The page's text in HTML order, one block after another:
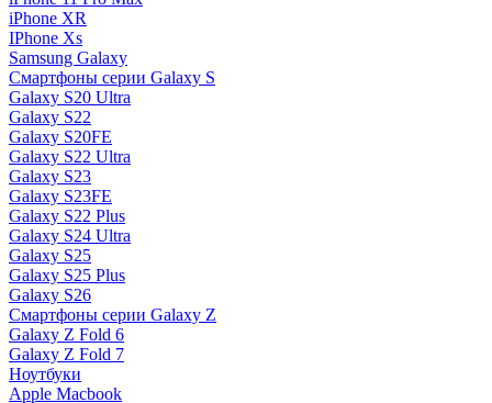
iPhone XR
IPhone Xs
Samsung Galaxy
Смартфоны серии Galaxy S
Galaxy S20 Ultra
Galaxy S22
Galaxy S20FE
Galaxy S22 Ultra
Galaxy S23
Galaxy S23FE
Galaxy S22 Plus
Galaxy S24 Ultra
Galaxy S25
Galaxy S25 Plus
Galaxy S26
Смартфоны серии Galaxy Z
Galaxy Z Fold 6
Galaxy Z Fold 7
Ноутбуки
Apple Macbook